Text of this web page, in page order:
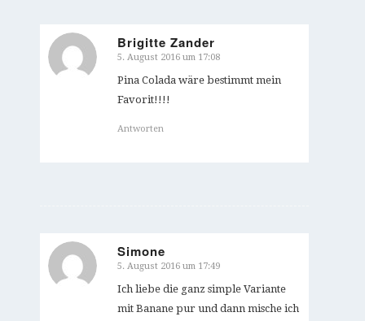
Brigitte Zander
sagte:
5. August 2016 um 17:08
Pina Colada wäre bestimmt mein
Favorit!!!!
Antworten
Simone
sagte:
5. August 2016 um 17:49
Ich liebe die ganz simple Variante
mit Banane pur und dann mische ich